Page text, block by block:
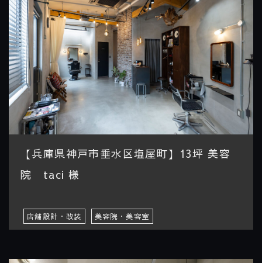
【兵庫県神戸市垂水区塩屋町】13坪 美容
院 taci 様
店舗設計・改装 美容院・美容室